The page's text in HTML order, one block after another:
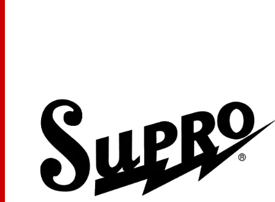
Largeur (po) 3,2
Hauteur (po) 3,2
Poids (Lbs) 1